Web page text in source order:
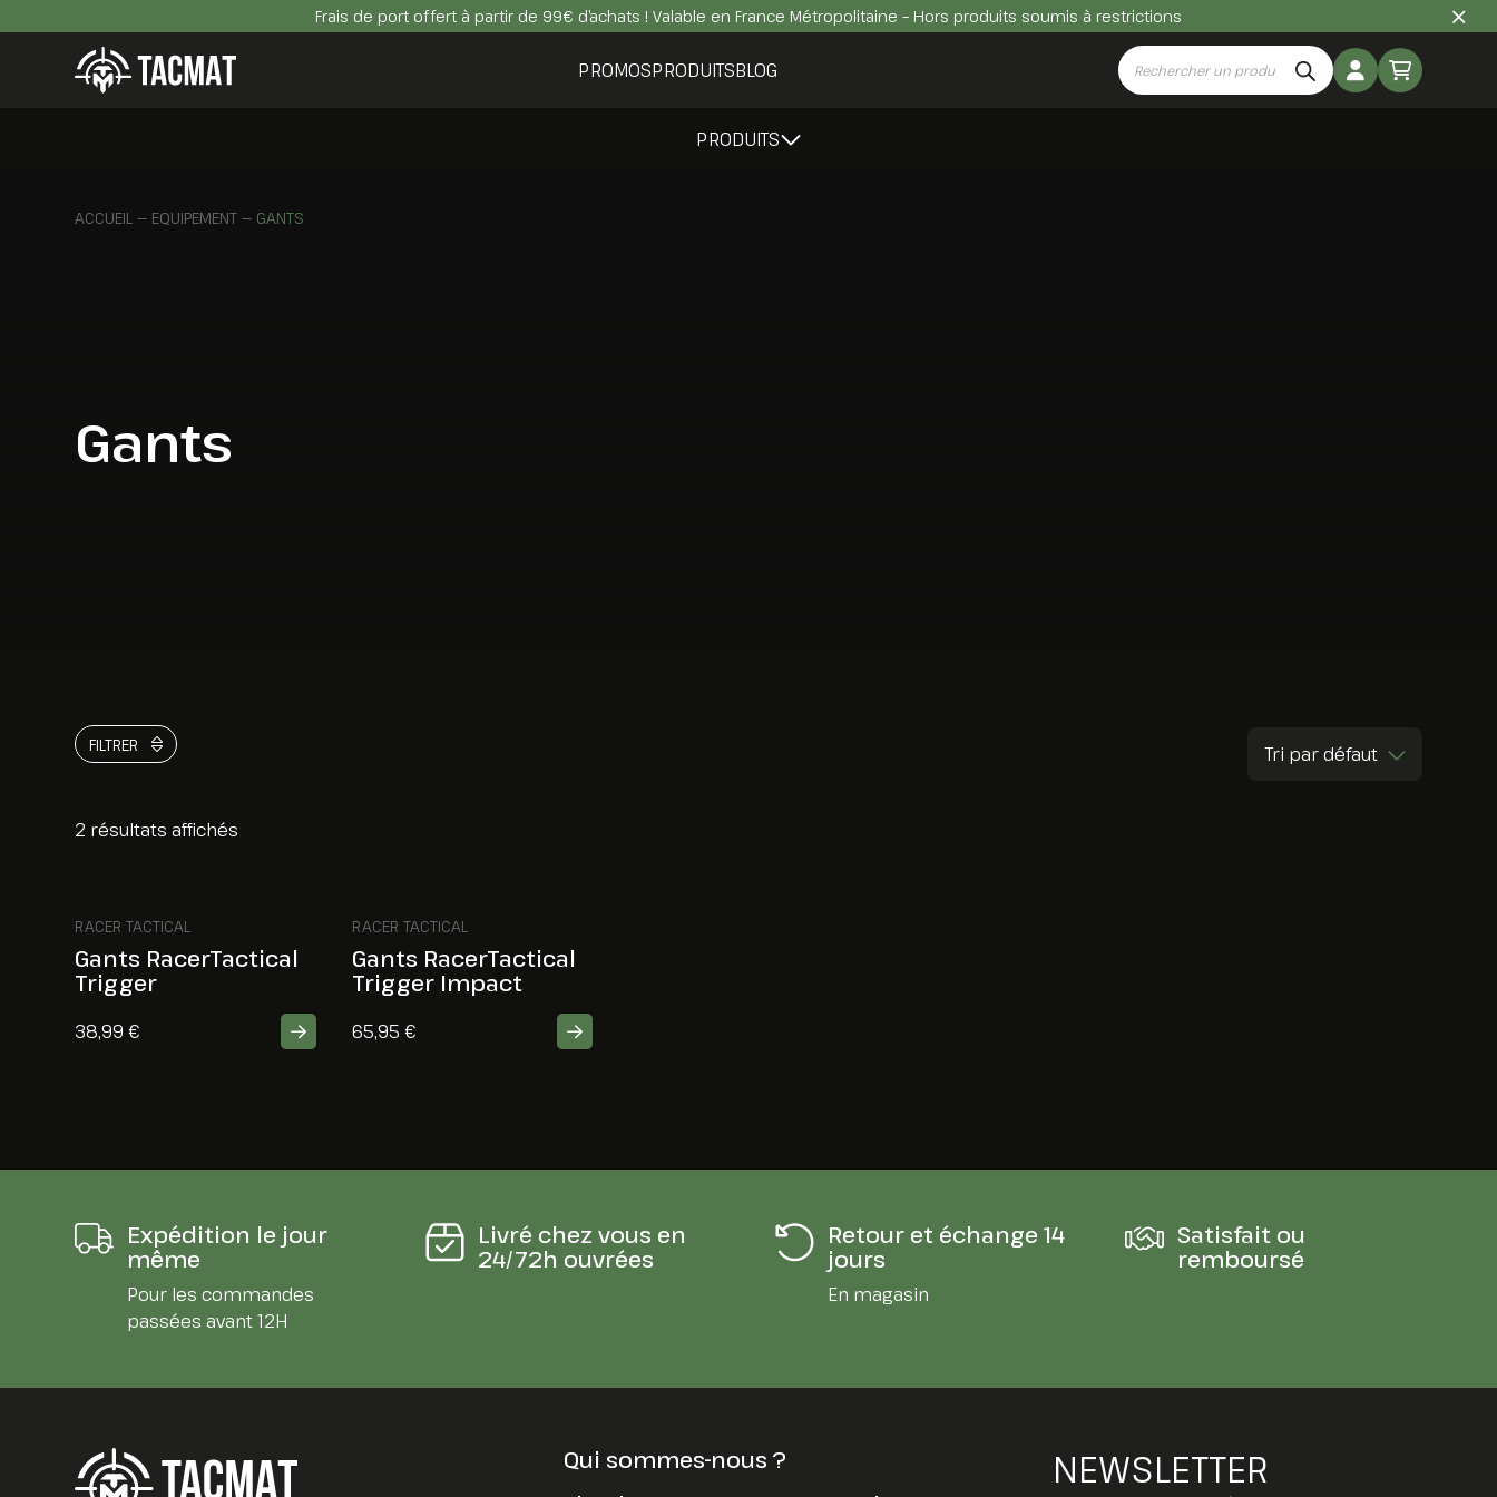
Frais de port offert à partir de 99€ d’achats ! Valable en France Métropolitaine – Hors produits soumis à restrictions
PROMOSPRODUITSBLOG
Recherche
de
produits
PRODUITS
ACCUEIL — EQUIPEMENT — GANTS
Gants
FILTRER Tri par défaut
2 résultats affichés
RACER TACTICAL
Gants RacerTactical
Trigger
38,99€
RACER TACTICAL
Gants RacerTactical
Trigger Impact
65,95 €
Expédition le jour
même
Pour les commandes
passées avant 12H
Livré chez vous en
24/72h ouvrées
Retour et échange 14
jours
En magasin
Satisfait ou
remboursé
Qui sommes-nous ?
NEWSLETTER